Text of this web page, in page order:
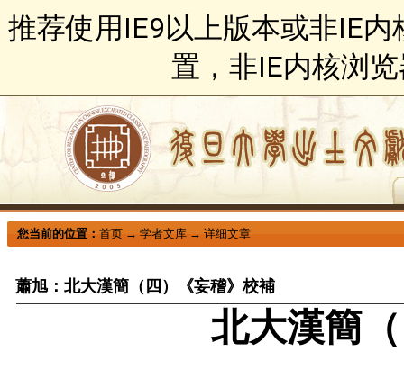
推荐使用IE9以上版本或非IE
置，非IE内核浏
您当前的位置：首页 →学者文库 →详细文章
蕭旭：北大漢簡（四）《妄稽》校補
北大漢簡